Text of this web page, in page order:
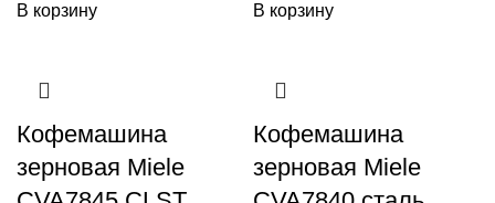
В корзину В корзину
Кофемашина
зерновая Miele
Кофемашина
зерновая Miele